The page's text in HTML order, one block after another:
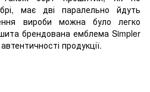
має дві паралельно йдуть
вироби можна було легко
брендована емблема Simpler
продукції.